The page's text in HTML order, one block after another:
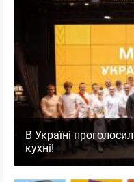
В Україні
кухні!